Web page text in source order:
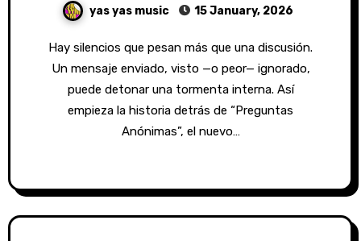
yas yas music 15 January, 2026
Hay silencios que pesan más que una discusión.
Un mensaje enviado, visto —o peor— ignorado,
puede detonar una tormenta interna. Así
empieza la historia detrás de “Preguntas
Anónimas”, el nuevo…